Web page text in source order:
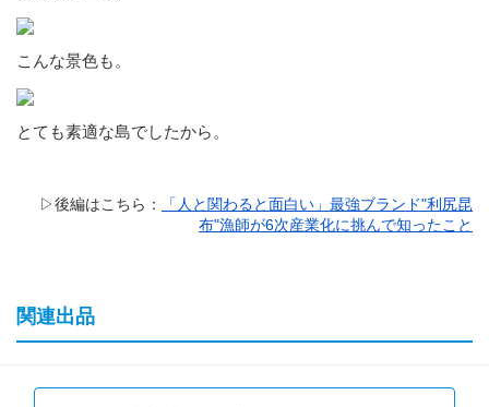
こんな景色も。
とても素適な島でしたから。
▷後編はこちら：
「人と関わると面白い」最強ブランド"利尻昆
布"漁師が6次産業化に挑んで知ったこと
関連出品